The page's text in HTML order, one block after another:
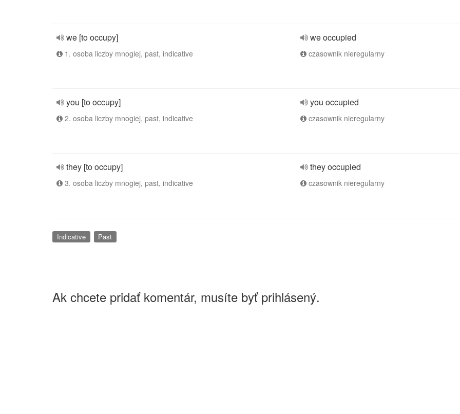
we [to occupy]
1. osoba liczby mnogiej, past, indicative
we occupied
czasownik nieregularny
you [to occupy]
2. osoba liczby mnogiej, past, indicative
you occupied
czasownik nieregularny
they [to occupy]
3. osoba liczby mnogiej, past, indicative
they occupied
czasownik nieregularny
Indicative Past
Ak chcete pridať komentár, musíte byť prihlásený.